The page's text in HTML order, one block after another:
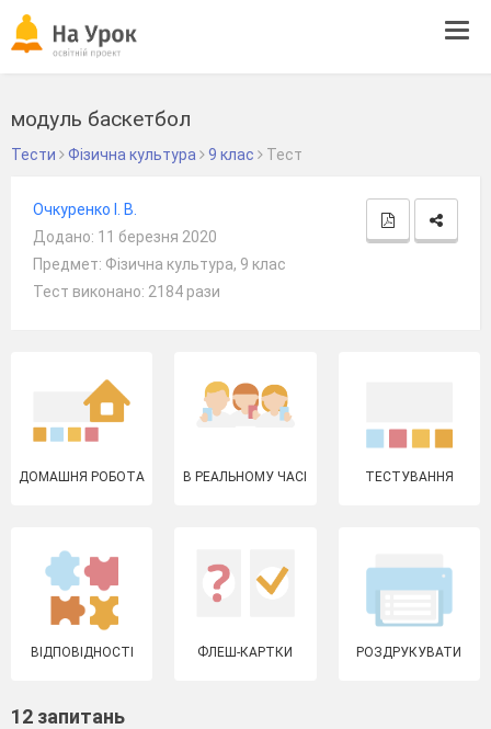
модуль баскетбол
Тести Фізична культура 9 клас Тест
Очкуренко I. В.
Додано: 11 березня 2020
Предмет: Фізична культура, 9 клас
Тест виконано: 2184 рази
ДОМАШНЯ РОБОТА В РЕАЛЬНОМУ ЧАСІ ТЕСТУВАННЯ
ВІДПОВІДНОСТІ ФЛЕШ-КАРТКИ РОЗДРУКУВАТИ
12 запитань